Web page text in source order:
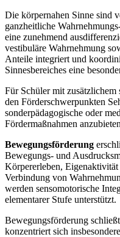
Die körpernahen Sinne sind
ganzheitliche
eine zunehmend
vestibuläre Wahrnehmung
Anteile integriert und
Sinnesbereiches eine
Für Schüler mit zusätzlichem
den Förderschwerpunkten
sonderpädagogische oder
Fördermaßnahmen
Bewegungsförderung
Bewegungs- und
Körpererleben,
Verbindung von
werden sensomotorische
elementarer Stufe unterstützt.
Bewegungsförderung
konzentriert sich